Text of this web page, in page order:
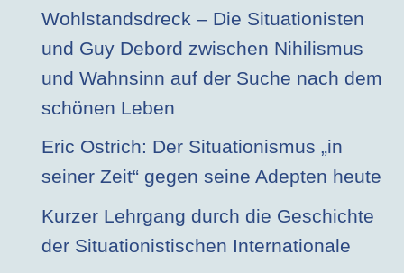
Wohlstandsdreck – Die Situationisten
und Guy Debord zwischen Nihilismus
und Wahnsinn auf der Suche nach dem
schönen Leben
Eric Ostrich: Der Situationismus „in
seiner Zeit“ gegen seine Adepten heute
Kurzer Lehrgang durch die Geschichte
der Situationistischen Internationale